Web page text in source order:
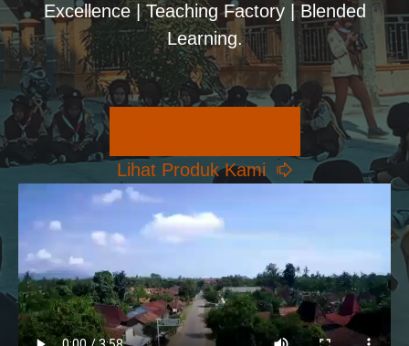
Excellence | Teaching Factory | Blended
Learning.
Lihat Produk Kami